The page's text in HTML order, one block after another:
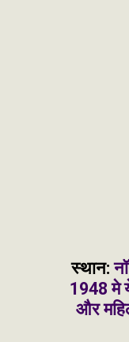
स्थान:
1948 मे
और